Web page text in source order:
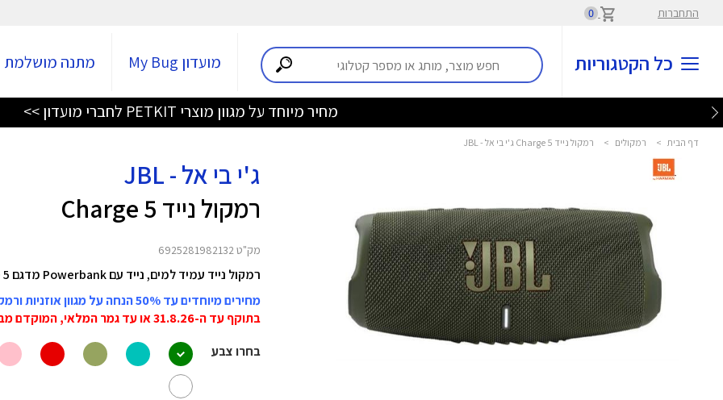
התחברות 0
כל הקטגוריות מועדון My Bug מתנה מושלמת
מחיר מיוחד על מגוון מוצרי PETKIT לחברי מועדון >>
דף הבית > רמקולים > רמקול נייד Charge 5 ג'י בי אל - JBL
ג'י בי אל - JBL
רמקול נייד Charge 5
מק"ט 6925281982132
רמקול נייד עמיד למים, נייד עם Powerbank מדגם Charge 5 ומבית JBL.
מחירים מיוחדים עד 50% הנחה על מגוון אוזניות ורמקולים JBL
בתוקף עד ה-31.8.26 או עד גמר המלאי, המוקדם מביניהם!
בחרו צבע